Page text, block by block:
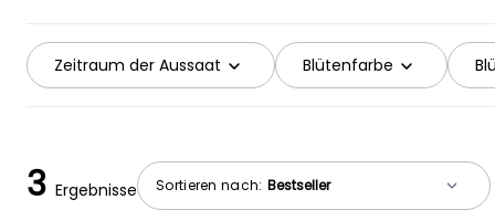
Zeitraum der Aussaat Blütenfarbe
Sortieren nach:
3 Ergebnisse